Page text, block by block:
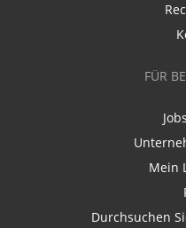
FÜR
Mein
Durchsuchen